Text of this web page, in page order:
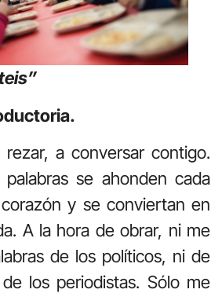
a conversar contigo.
se ahonden cada
y se conviertan en
A la hora de obrar, ni me
de los políticos, ni de
los periodistas. Sólo me